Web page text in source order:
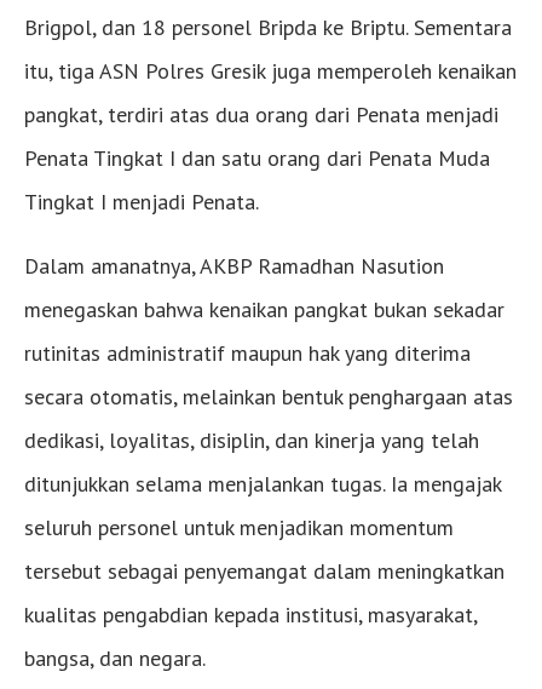
Brigpol, dan 18 personel Bripda ke Briptu. Sementara
itu, tiga ASN Polres Gresik juga memperoleh kenaikan
pangkat, terdiri atas dua orang dari Penata menjadi
Penata Tingkat I dan satu orang dari Penata Muda
Tingkat I menjadi Penata.
Dalam amanatnya, AKBP Ramadhan Nasution
menegaskan bahwa kenaikan pangkat bukan sekadar
rutinitas administratif maupun hak yang diterima
secara otomatis, melainkan bentuk penghargaan atas
dedikasi, loyalitas, disiplin, dan kinerja yang telah
ditunjukkan selama menjalankan tugas. Ia mengajak
seluruh personel untuk menjadikan momentum
tersebut sebagai penyemangat dalam meningkatkan
kualitas pengabdian kepada institusi, masyarakat,
bangsa, dan negara.